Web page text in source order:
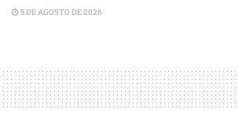
5 DE AGOSTO DE 2026